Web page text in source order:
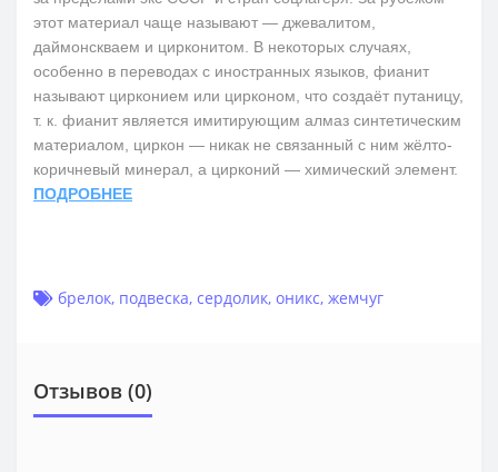
этот материал чаще называют — джевалитом,
даймонскваем и цирконитом. В некоторых случаях,
особенно в переводах с иностранных языков, фианит
называют цирконием или цирконом, что создаёт путаницу,
т. к. фианит является имитирующим алмаз синтетическим
материалом, циркон — никак не связанный с ним жёлто-
коричневый минерал, а цирконий — химический элемент.
ПОДРОБНЕЕ
брелок, подвеска, сердолик, оникс, жемчуг
Отзывов (0)